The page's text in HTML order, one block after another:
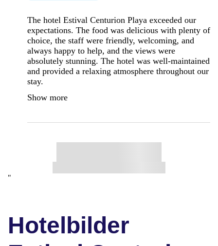
The hotel Estival Centurion Playa exceeded our
expectations. The food was delicious with plenty of
choice, the staff were friendly, welcoming, and
always happy to help, and the views were
absolutely stunning. The hotel was well-maintained
and provided a relaxing atmosphere throughout our
stay.
Show more
"
Hotelbilder